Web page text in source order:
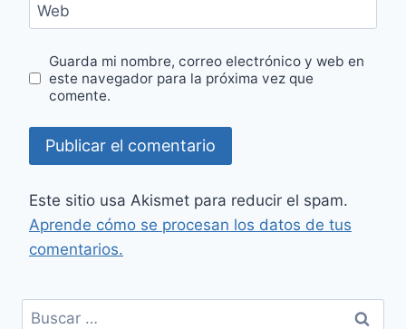
Web
Guarda mi nombre, correo electrónico y web en
este navegador para la próxima vez que
comente.
Este sitio usa Akismet para reducir el spam.
Aprende cómo se procesan los datos de tus
comentarios.
Buscar: